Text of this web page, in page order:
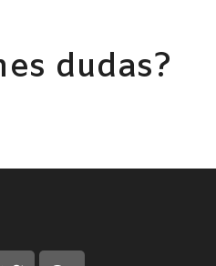
dudas?